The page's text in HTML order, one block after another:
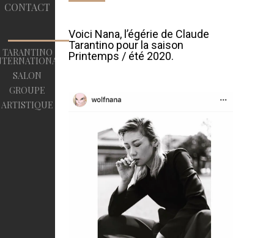
CONTACT
TARANTINO
SALON
GROUPE
ARTISTIQUE
Voici Nana, l’égérie de Claude
Tarantino pour la saison
Printemps / été 2020.